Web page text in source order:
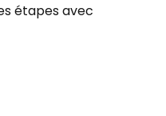
étapes avec